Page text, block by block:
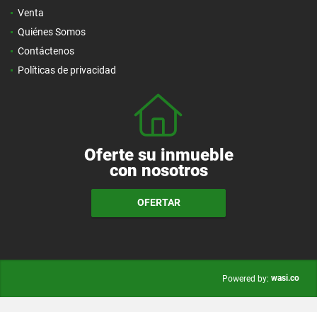
Venta
Quiénes Somos
Contáctenos
Políticas de privacidad
Oferte su inmueble
con nosotros
OFERTAR
Powered by: wasi.co